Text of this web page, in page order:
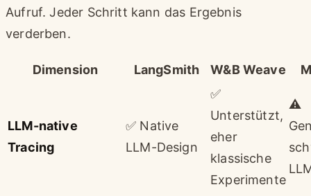
Aufruf. Jeder Schritt kann das Ergebnis
verderben.
Dimension LangSmith W&B Weave
LLM-native
Tracing
✅ Native
LLM-Design
✅
Unterstützt,
eher
klassische
Experimente
⚠️